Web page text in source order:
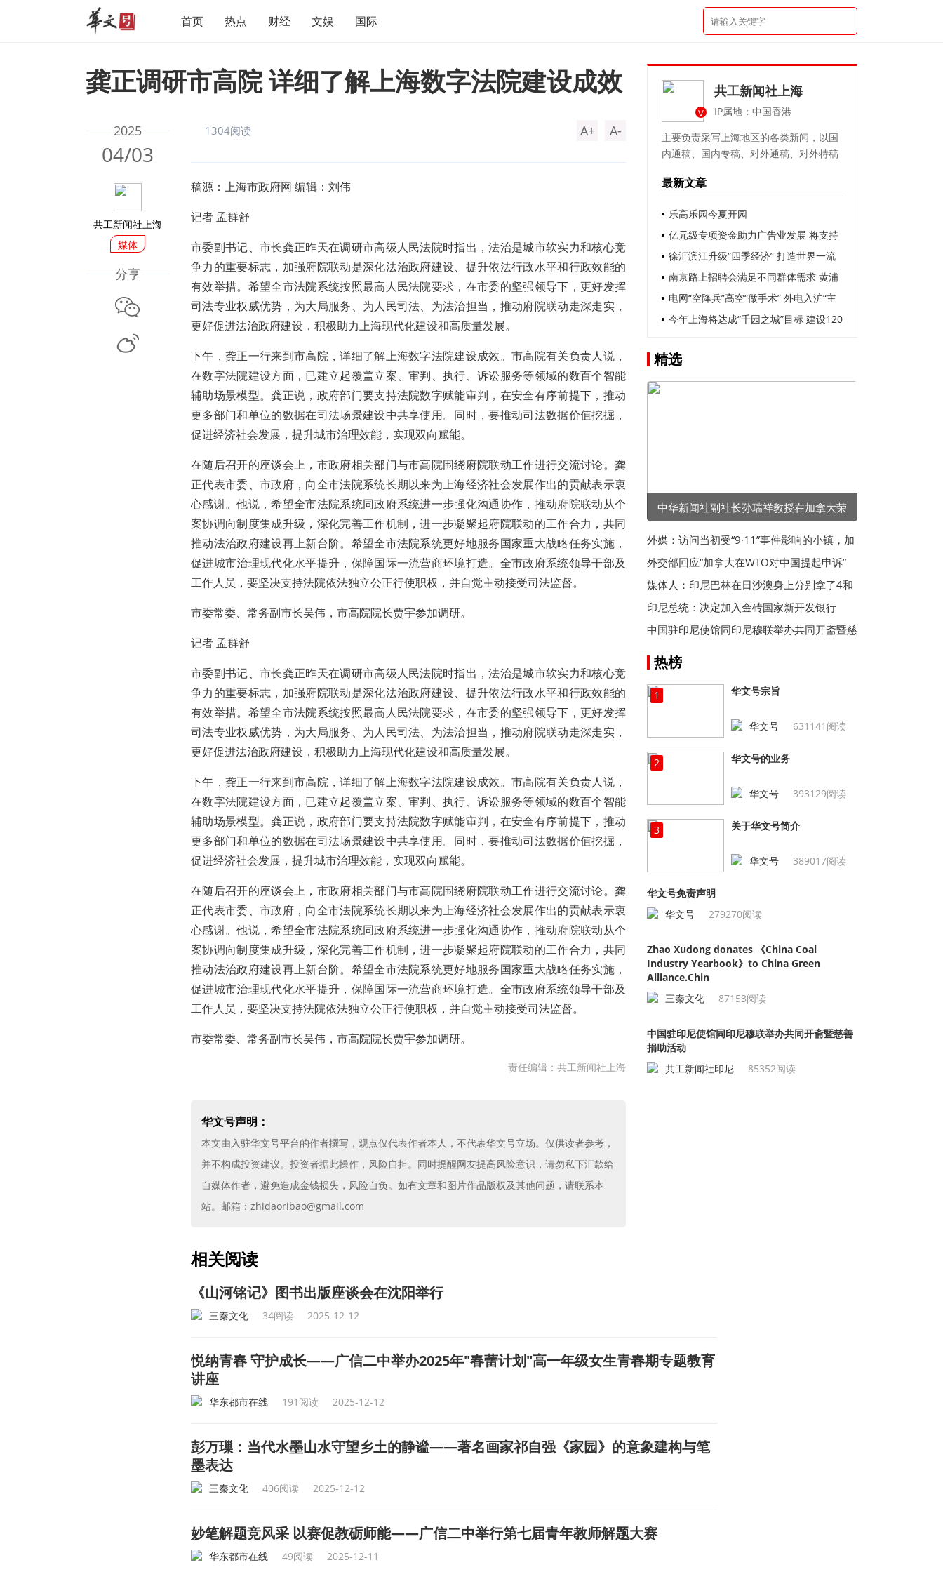
首页 热点 财经 文娱 国际
龚正调研市高院 详细了解上海数字法院建设成效
2025
04/03
共工新闻社上海
媒体
分享
1304阅读 A+ A-
稿源：上海市政府网 编辑：刘伟
记者 孟群舒
市委副书记、市长龚正昨天在调研市高级人民法院时指出，法治是城市软实力和核心竞
争力的重要标志，加强府院联动是深化法治政府建设、提升依法行政水平和行政效能的
有效举措。希望全市法院系统按照最高人民法院要求，在市委的坚强领导下，更好发挥
司法专业权威优势，为大局服务、为人民司法、为法治担当，推动府院联动走深走实，
更好促进法治政府建设，积极助力上海现代化建设和高质量发展。
下午，龚正一行来到市高院，详细了解上海数字法院建设成效。市高院有关负责人说，
在数字法院建设方面，已建立起覆盖立案、审判、执行、诉讼服务等领域的数百个智能
辅助场景模型。龚正说，政府部门要支持法院数字赋能审判，在安全有序前提下，推动
更多部门和单位的数据在司法场景建设中共享使用。同时，要推动司法数据价值挖掘，
促进经济社会发展，提升城市治理效能，实现双向赋能。
在随后召开的座谈会上，市政府相关部门与市高院围绕府院联动工作进行交流讨论。龚
正代表市委、市政府，向全市法院系统长期以来为上海经济社会发展作出的贡献表示衷
心感谢。他说，希望全市法院系统同政府系统进一步强化沟通协作，推动府院联动从个
案协调向制度集成升级，深化完善工作机制，进一步凝聚起府院联动的工作合力，共同
推动法治政府建设再上新台阶。希望全市法院系统更好地服务国家重大战略任务实施，
促进城市治理现代化水平提升，保障国际一流营商环境打造。全市政府系统领导干部及
工作人员，要坚决支持法院依法独立公正行使职权，并自觉主动接受司法监督。
市委常委、常务副市长吴伟，市高院院长贾宇参加调研。
记者 孟群舒
市委副书记、市长龚正昨天在调研市高级人民法院时指出，法治是城市软实力和核心竞
争力的重要标志，加强府院联动是深化法治政府建设、提升依法行政水平和行政效能的
有效举措。希望全市法院系统按照最高人民法院要求，在市委的坚强领导下，更好发挥
司法专业权威优势，为大局服务、为人民司法、为法治担当，推动府院联动走深走实，
更好促进法治政府建设，积极助力上海现代化建设和高质量发展。
下午，龚正一行来到市高院，详细了解上海数字法院建设成效。市高院有关负责人说，
在数字法院建设方面，已建立起覆盖立案、审判、执行、诉讼服务等领域的数百个智能
辅助场景模型。龚正说，政府部门要支持法院数字赋能审判，在安全有序前提下，推动
更多部门和单位的数据在司法场景建设中共享使用。同时，要推动司法数据价值挖掘，
促进经济社会发展，提升城市治理效能，实现双向赋能。
在随后召开的座谈会上，市政府相关部门与市高院围绕府院联动工作进行交流讨论。龚
正代表市委、市政府，向全市法院系统长期以来为上海经济社会发展作出的贡献表示衷
心感谢。他说，希望全市法院系统同政府系统进一步强化沟通协作，推动府院联动从个
案协调向制度集成升级，深化完善工作机制，进一步凝聚起府院联动的工作合力，共同
推动法治政府建设再上新台阶。希望全市法院系统更好地服务国家重大战略任务实施，
促进城市治理现代化水平提升，保障国际一流营商环境打造。全市政府系统领导干部及
工作人员，要坚决支持法院依法独立公正行使职权，并自觉主动接受司法监督。
市委常委、常务副市长吴伟，市高院院长贾宇参加调研。
责任编辑：共工新闻社上海
华文号声明：
本文由入驻华文号平台的作者撰写，观点仅代表作者本人，不代表华文号立场。仅供读者参考，
并不构成投资建议。投资者据此操作，风险自担。同时提醒网友提高风险意识，请勿私下汇款给
自媒体作者，避免造成金钱损失，风险自负。如有文章和图片作品版权及其他问题，请联系本
站。邮箱：zhidaoribao@gmail.com
相关阅读
《山河铭记》图书出版座谈会在沈阳举行
三秦文化 34阅读 2025-12-12
悦纳青春 守护成长——广信二中举办2025年"春蕾计划"高一年级女生青春期专题教育
讲座
华东都市在线 191阅读 2025-12-12
彭万璅：当代水墨山水守望乡土的静谧——著名画家祁自强《家园》的意象建构与笔
墨表达
三秦文化 406阅读 2025-12-12
妙笔解题竞风采 以赛促教砺师能——广信二中举行第七届青年教师解题大赛
华东都市在线 49阅读 2025-12-11
V
共工新闻社上海
IP属地：中国香港
主要负责采写上海地区的各类新闻，以国
内通稿、国内专稿、对外通稿、对外特稿
最新文章
乐高乐园今夏开园
亿元级专项资金助力广告业发展 将支持
企业以更低成本使用智能算力、语料库等
资源 补贴企业开展职工内训等
徐汇滨江升级“四季经济” 打造世界一流
中央活动区
南京路上招聘会满足不同群体需求 黄浦
区发布一系列举措 让促就业政策精准触达
目标人群
电网“空降兵”高空“做手术” 外电入沪“主
动脉”检修消缺
今年上海将达成“千园之城”目标 建设120
进一步推广
精选
中华新闻社副社长孙瑞祥教授在加拿大荣
获“卓越成就奖”
外媒：访问当初受“9·11”事件影响的小镇，加
拿大总理感叹加美失去友谊
外交部回应“加拿大在WTO对中国提起申诉”
媒体人：印尼巴林在日沙澳身上分别拿了4和
5分，后两场全赢怕不够
印尼总统：决定加入金砖国家新开发银行
中国驻印尼使馆同印尼穆联举办共同开斋暨慈
善捐助活动
热榜
1 华文号宗旨
华文号 631141阅读
2 华文号的业务
华文号 393129阅读
3 关于华文号简介
华文号 389017阅读
华文号免责声明
华文号
279270阅读
Zhao Xudong donates 《China Coal
Industry Yearbook》to China Green
Alliance.Chin
三秦文化
87153阅读
中国驻印尼使馆同印尼穆联举办共同开斋暨慈善
捐助活动
共工新闻社印尼
85352阅读